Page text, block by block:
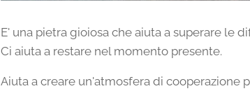
E' una pietra gioiosa che aiuta a superare le
Ci aiuta a restare nel momento presente.
Aiuta a creare un'atmosfera di cooperazione